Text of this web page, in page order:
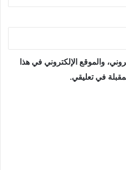
والموقع الإلكتروني في هذا
في تعليقي.